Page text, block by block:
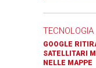
TECNOLOGIA
GOOGLE
SATELLITARI
NELLE MAPPE